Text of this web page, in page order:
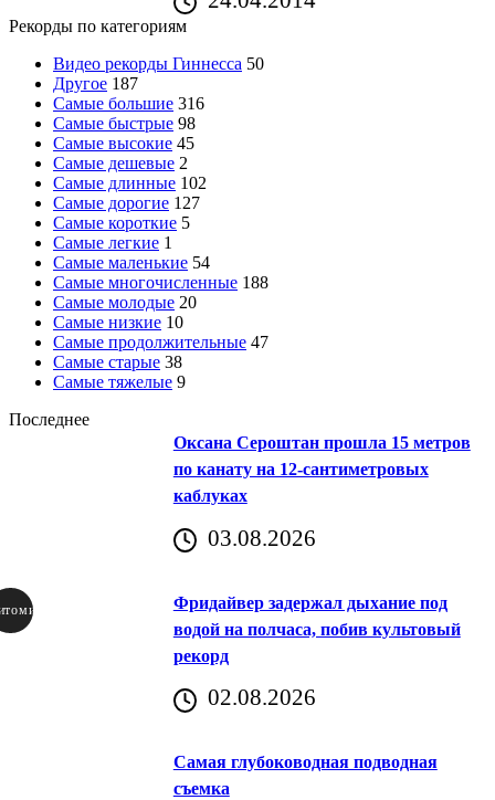
Рекорды по категориям
Видео рекорды Гиннесса 50
Другое 187
Самые большие 316
Самые быстрые 98
Самые высокие 45
Самые дешевые 2
Самые длинные 102
Самые дорогие 127
Самые короткие 5
Самые легкие 1
Самые маленькие 54
Самые многочисленные 188
Самые молодые 20
Самые низкие 10
Самые продолжительные 47
Самые старые 38
Самые тяжелые 9
Последнее
Оксана Сероштан прошла 15 метров
по канату на 12-сантиметровых
каблуках
03.08.2026
Фридайвер задержал дыхание под
водой на полчаса, побив культовый
рекорд
02.08.2026
Самая глубоководная подводная
съемка